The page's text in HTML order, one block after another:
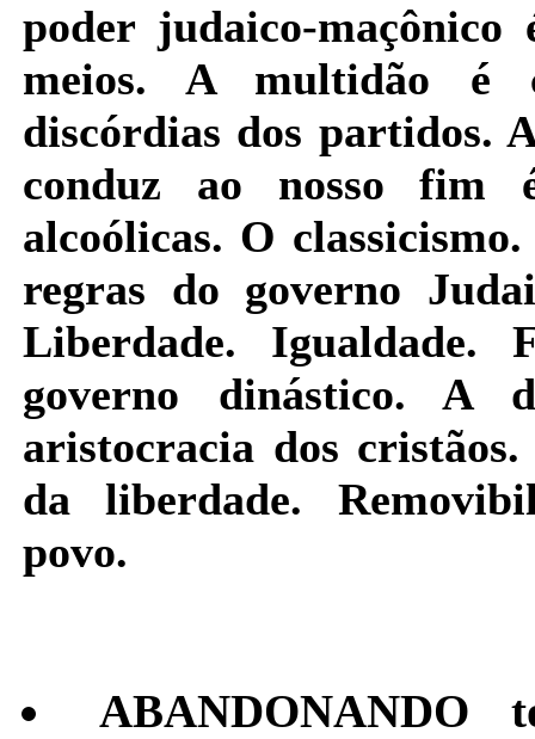
poder judaico-
meios. A multidão é
discórdias dos partidos.
conduz ao nosso fim
alcoólicas. O
regras do governo
Liberdade. Igualdade.
governo dinástico. A
aristocracia dos
da liberdade.
povo.
ABANDONANDO